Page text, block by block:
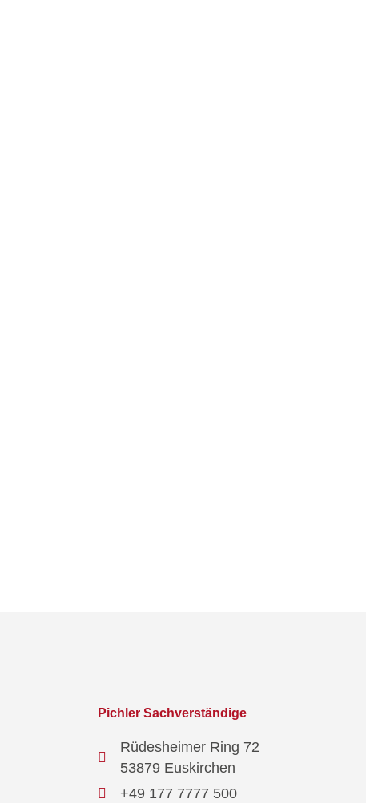
Pichler Sachverständige
Rüdesheimer Ring 72
53879 Euskirchen
+49 177 7777 500